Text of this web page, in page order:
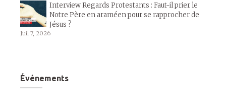
Interview Regards Protestants : Faut-il prier le
Notre Père en araméen pour se rapprocher de
Jésus ?
Juil 7, 2026
Événements